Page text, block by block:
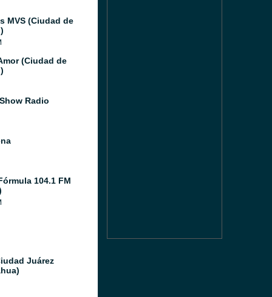
MVS (Ciudad de
(Ciudad de
Radio
104.1 FM
Juárez